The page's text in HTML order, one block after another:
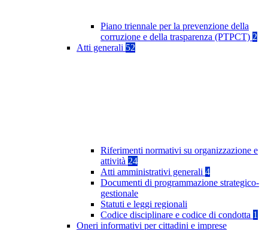
Piano triennale per la prevenzione della
corruzione e della trasparenza (PTPCT) 2
Atti generali 52
Riferimenti normativi su organizzazione e
attività 24
Atti amministrativi generali 4
Documenti di programmazione strategico-
gestionale
Statuti e leggi regionali
Codice disciplinare e codice di condotta 1
Oneri informativi per cittadini e imprese